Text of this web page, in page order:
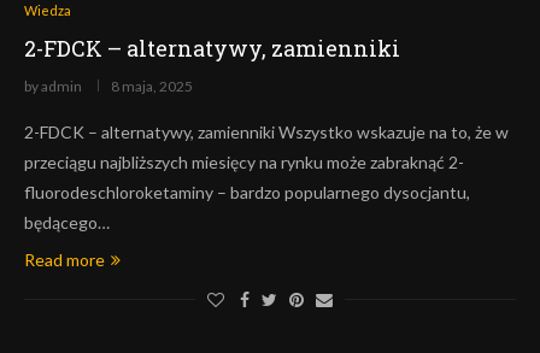
Wiedza
2-FDCK – alternatywy, zamienniki
byadmin 8 maja, 2025
2-FDCK – alternatywy, zamienniki Wszystko wskazuje na to, że w
przeciągu najbliższych miesięcy na rynku może zabraknąć 2-
fluorodeschloroketaminy – bardzo popularnego dysocjantu,
będącego…
Read more